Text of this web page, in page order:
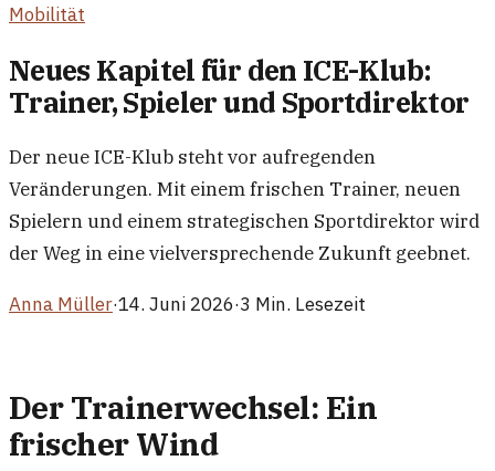
Mobilität
Neues Kapitel für den ICE-Klub:
Trainer, Spieler und Sportdirektor
Der neue ICE-Klub steht vor aufregenden
Veränderungen. Mit einem frischen Trainer, neuen
Spielern und einem strategischen Sportdirektor wird
der Weg in eine vielversprechende Zukunft geebnet.
Anna Müller·14. Juni 2026·3 Min. Lesezeit
Der Trainerwechsel: Ein
frischer Wind